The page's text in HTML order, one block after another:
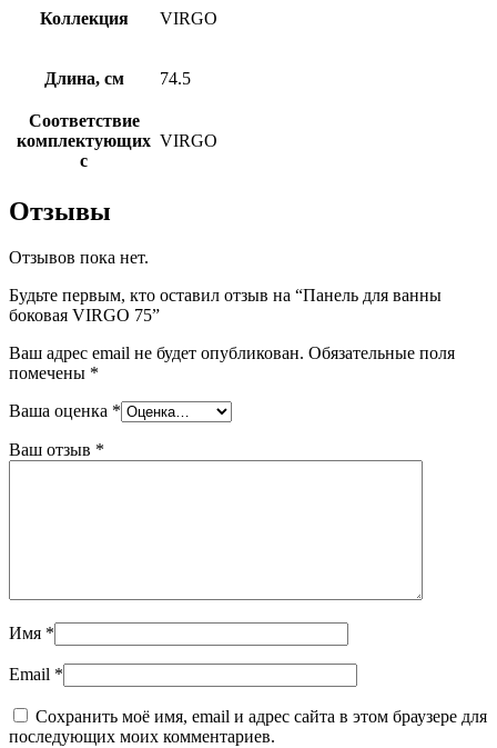
Коллекция VIRGO
Длина, см 74.5
Соответствие
комплектующих
с
VIRGO
Отзывы
Отзывов пока нет.
Будьте первым, кто оставил отзыв на “Панель для ванны
боковая VIRGO 75”
Ваш адрес email не будет опубликован. Обязательные поля
помечены *
Ваша оценка *
Ваш отзыв *
Имя *
Email *
Сохранить моё имя, email и адрес сайта в этом браузере для
последующих моих комментариев.